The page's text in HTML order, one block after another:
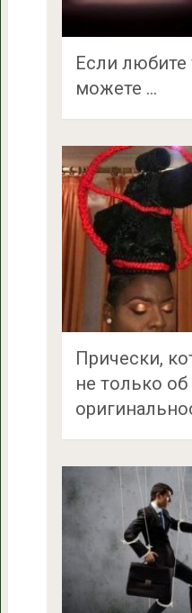
Если любите
можете …
Прически,
не только об